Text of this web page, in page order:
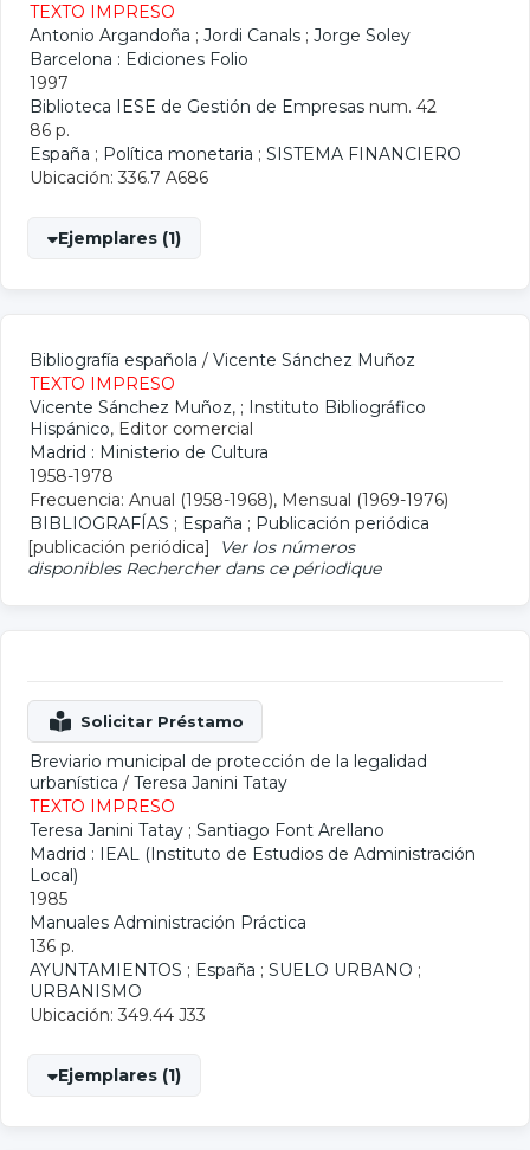
TEXTO IMPRESO
Antonio Argandoña ; Jordi Canals ; Jorge Soley
Barcelona : Ediciones Folio
1997
Biblioteca IESE de Gestión de Empresas num. 42
86 p.
España ; Política monetaria ; SISTEMA FINANCIERO
Ubicación: 336.7 A686
Ejemplares (1)
Bibliografía española / Vicente Sánchez Muñoz
TEXTO IMPRESO
Vicente Sánchez Muñoz, ; Instituto Bibliográfico
Hispánico, Editor comercial
Madrid : Ministerio de Cultura
1958-1978
Frecuencia: Anual (1958-1968), Mensual (1969-1976)
BIBLIOGRAFÍAS ; España ; Publicación periódica
[publicación periódica]
Ver los números
disponibles Rechercher dans ce périodique
Breviario municipal de protección de la legalidad
urbanística / Teresa Janini Tatay
TEXTO IMPRESO
Teresa Janini Tatay ; Santiago Font Arellano
Madrid : IEAL (Instituto de Estudios de Administración
Local)
1985
Manuales Administración Práctica
136 p.
AYUNTAMIENTOS ; España ; SUELO URBANO ;
URBANISMO
Ubicación: 349.44 J33
Ejemplares (1)